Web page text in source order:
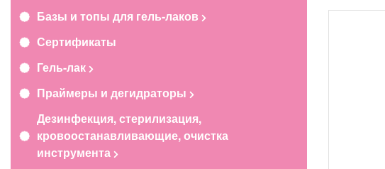
Базы и топы для гель-лаков
Сертификаты
Гель-лак
Праймеры и дегидраторы
Дезинфекция, стерилизация,
кровоостанавливающие, очистка
инструмента